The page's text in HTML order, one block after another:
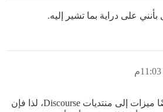
بأنني على دراية بما تشير إليه.
تضيف مكونات السمة أيضًا ميزات إلى منتديات Discourse، لذا فإن